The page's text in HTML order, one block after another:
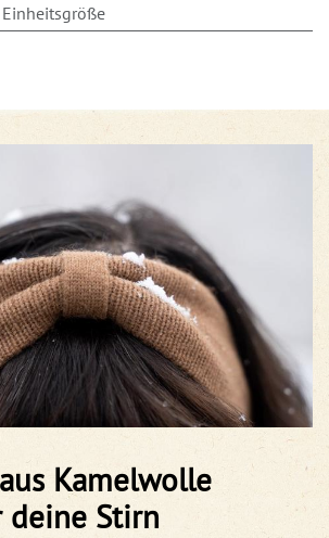
Einheitsgröße
Kamelwolle
deine Stirn